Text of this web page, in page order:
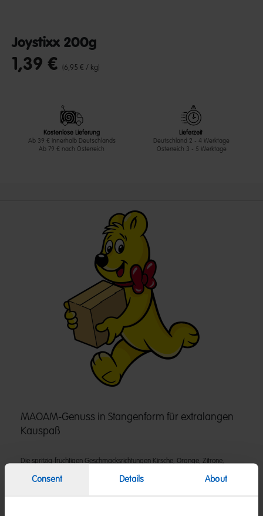
Consent Details About
Joystixx 200g
undefined out of 5 Customer Rating
1,39 € (6,95 € / kg)
Kostenlose Lieferung
Ab 39 € innerhalb Deutschlands
Ab 79 € nach Österreich
Lieferzeit
Deutschland 2 - 4 Werktage
Österreich 3 - 5 Werktage
MAOAM-Genuss in Stangenform für extralangen
Kauspaß
Die spritzig-fruchtigen Geschmacksrichtungen Kirsche, Orange, Zitrone,
Kaubonbon-Konsistenz für einen unverwechselbaren Kick. Jetzt zugreifen,